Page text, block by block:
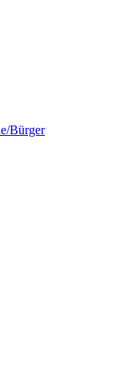
Bürger